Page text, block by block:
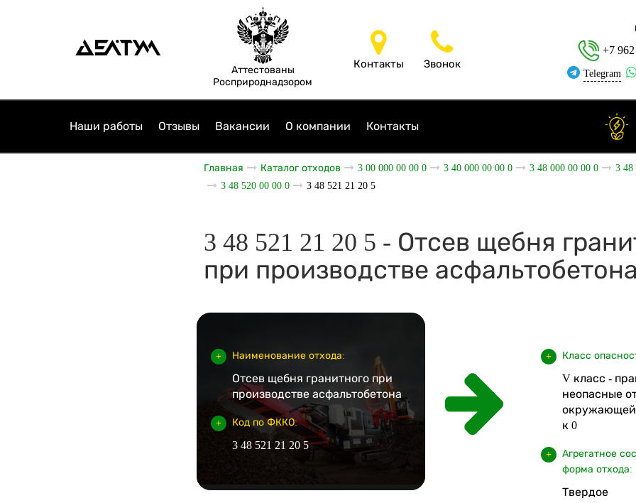
Аттестованы
Росприроднадзором
Контакты Звонок
+7
Telegram
Наши работы Отзывы Вакансии О компании Контакты
Главная Каталог отходов 3 00 000 00 00 0 3 40 000 00 00 0 3 48 000 00 00 0
3 48
3 48 520 00 00 0
3 48 521 21 20 5
3 48 521 21 20 5 - Отсев щебня
при производстве асфальтобетона
Наименование отхода:
Отсев щебня гранитного при
производстве асфальтобетона
Код по ФККО:
3 48 521 21 20 5
Класс
V класс -
неопасные
окружающей
к 0
Агрегатное
форма отхода:
Твердое